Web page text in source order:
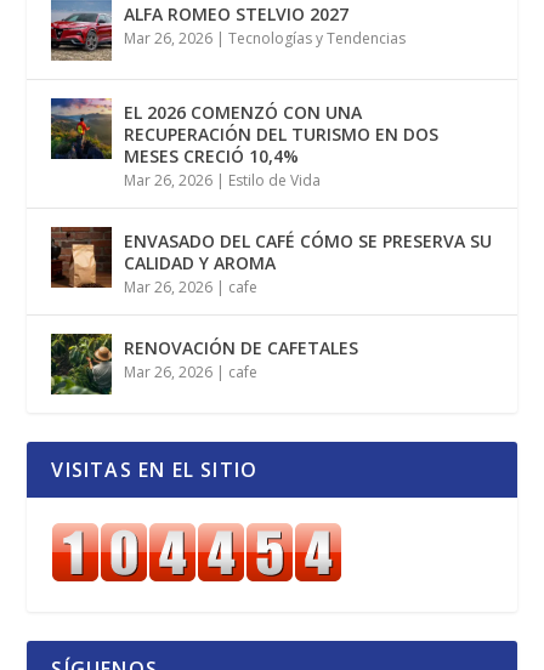
ALFA ROMEO STELVIO 2027
Mar 26, 2026 |Tecnologías y Tendencias
EL 2026 COMENZÓ CON UNA
RECUPERACIÓN DEL TURISMO EN DOS
MESES CRECIÓ 10,4%
Mar 26, 2026 | Estilo de Vida
ENVASADO DEL CAFÉ CÓMO SE PRESERVA SU
CALIDAD Y AROMA
Mar 26, 2026 | cafe
RENOVACIÓN DE CAFETALES
Mar 26, 2026 | cafe
VISITAS EN EL SITIO